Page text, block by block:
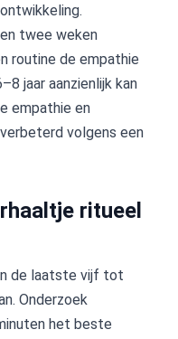
twee weken
routine de empathie
jaar aanzienlijk kan
empathie en
volgens een
ritueel
de laatste vijf tot
Onderzoek
het beste